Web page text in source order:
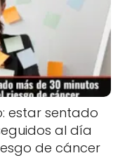
estar sentado
al día
de cáncer